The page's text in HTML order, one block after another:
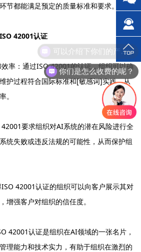
节都能满足预定的质量标准和要求。
42001认证
：通过ISO 42001的认证，组织可以确
护过程符合国际标准和[敏感词]实践，从
。
要求组织对AI系统的潜在风险进行全
统失败或违反法规的可能性，从而保护组
42001认证的组织可以向客户展示其对
增强客户对组织的信任度。
认证是组织在AI领域的一张名片，
理能力和技术实力，有助于组织在激烈的
可以介绍下你们的产品么？
你们是怎么收费的呢？